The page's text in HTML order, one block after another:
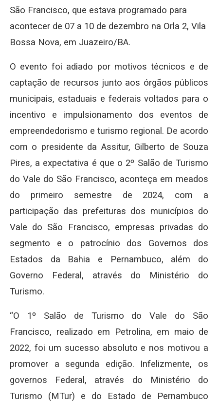
São Francisco, que estava programado para
acontecer de 07 a 10 de dezembro na Orla 2, Vila
Bossa Nova, em Juazeiro/BA.
O evento foi adiado por motivos técnicos e de
captação de recursos junto aos órgãos públicos
municipais, estaduais e federais voltados para o
incentivo e impulsionamento dos eventos de
empreendedorismo e turismo regional. De acordo
com o presidente da Assitur, Gilberto de Souza
Pires, a expectativa é que o 2º Salão de Turismo
do Vale do São Francisco, aconteça em meados
do primeiro semestre de 2024, com a
participação das prefeituras dos municípios do
Vale do São Francisco, empresas privadas do
segmento e o patrocínio dos Governos dos
Estados da Bahia e Pernambuco, além do
Governo Federal, através do Ministério do
Turismo.
“O 1º Salão de Turismo do Vale do São
Francisco, realizado em Petrolina, em maio de
2022, foi um sucesso absoluto e nos motivou a
promover a segunda edição. Infelizmente, os
governos Federal, através do Ministério do
Turismo (MTur) e do Estado de Pernambuco